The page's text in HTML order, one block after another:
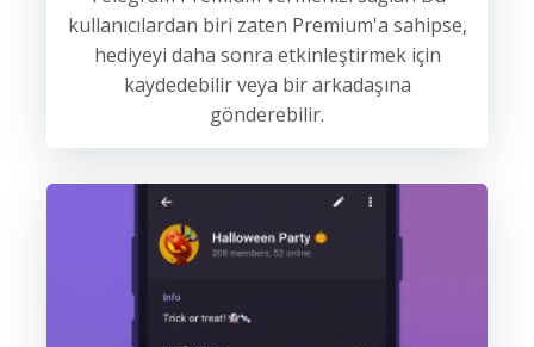
kullanıcılardan biri zaten Premium'a sahipse,
hediyeyi daha sonra etkinleştirmek için
kaydedebilir veya bir arkadaşına
gönderebilir.